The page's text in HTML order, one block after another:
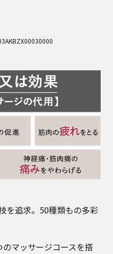
を追求。50種類もの多彩
マッサージコースを搭